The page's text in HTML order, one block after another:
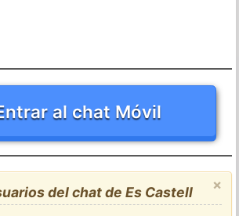
al chat Móvil
×
del chat de Es Castell